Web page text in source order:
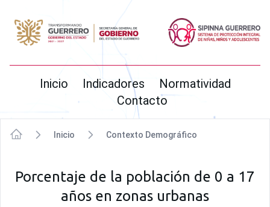
SIPINNA
Inicio Indicadores
Normatividad
Contacto
Inicio Contexto Demográfico
Porcentaje de la población de 0 a 17
años en zonas urbanas